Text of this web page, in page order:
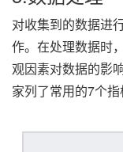
对收集到的数据进
作。在处理数据时
观因素对数据的影
家列了常用的7个指